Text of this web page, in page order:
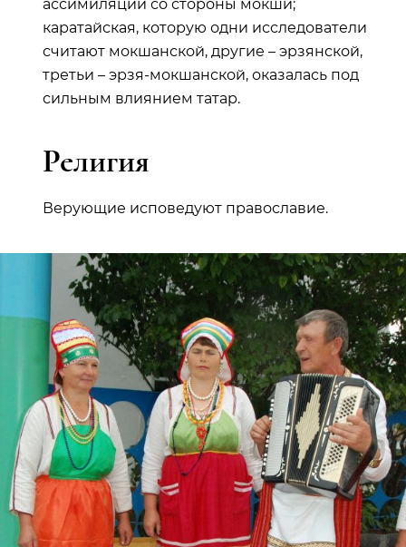
ассимиляции со стороны мокши;
каратайская, которую одни исследователи
считают мокшанской, другие – эрзянской,
третьи – эрзя-мокшанской, оказалась под
сильным влиянием татар.
Религия
Верующие исповедуют православие.